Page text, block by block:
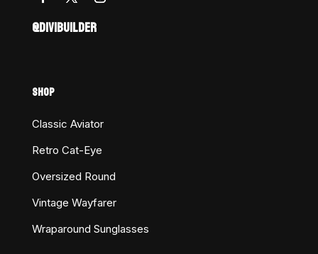
@DIVIBUILDER
SHOP
Classic Aviator
Retro Cat-Eye
Oversized Round
Vintage Wayfarer
Wraparound Sunglasses